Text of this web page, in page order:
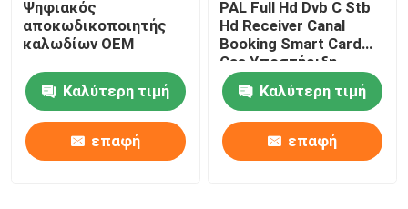
Ψηφιακός
αποκωδικοποιητής
καλωδίων OEM
Καλύτερη τιμή
επαφή
PAL Full Hd Dvb C Stb
Hd Receiver Canal
Booking Smart Card
Cas Υποστήριξη
Καλύτερη τιμή
επαφή